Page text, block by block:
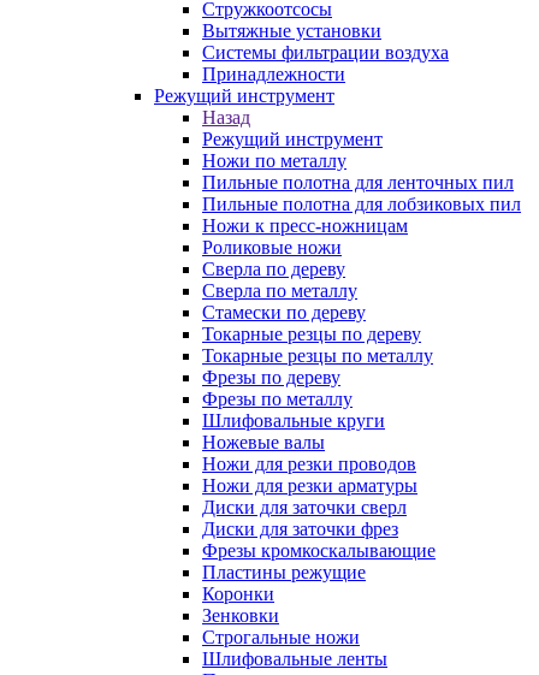
Стружкоотсосы
Вытяжные установки
Системы фильтрации воздуха
Принадлежности
Режущий инструмент
Назад
Режущий инструмент
Ножи по металлу
Пильные полотна для ленточных пил
Пильные полотна для лобзиковых пил
Ножи к пресс-ножницам
Роликовые ножи
Сверла по дереву
Сверла по металлу
Стамески по дереву
Токарные резцы по дереву
Токарные резцы по металлу
Фрезы по дереву
Фрезы по металлу
Шлифовальные круги
Ножевые валы
Ножи для резки проводов
Ножи для резки арматуры
Диски для заточки сверл
Диски для заточки фрез
Фрезы кромкоскалывающие
Пластины режущие
Коронки
Зенковки
Строгальные ножи
Шлифовальные ленты